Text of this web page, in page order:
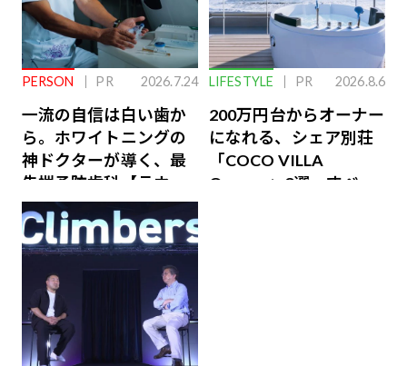
PERSON PR 2026.7.24
一流の自信は白い歯か
ら。ホワイトニングの
神ドクターが導く、最
先端予防歯科【ラウン
ジ会員特典あり】
LIFESTYLE PR 2026.8.6
200万円台からオーナー
になれる、シェア別荘
「COCO VILLA
Owners」3選。すべて